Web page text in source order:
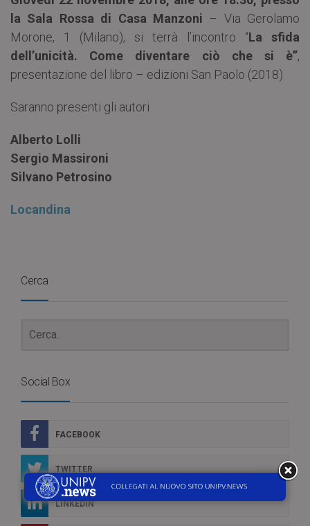
la Sala Rossa di Casa Manzoni – Via Gerolamo
Morone, 1 (Milano), si terrà l’incontro “La sfida
dell’unicità. Come diventare ciò che si è”,
presentazione del libro – edizioni San Paolo (2018).
Saranno presenti gli autori
Alberto Lolli
Sergio Massironi
Silvano Petrosino
Locandina
Cerca
Social Box
FACEBOOK
TWITTER
LINKEDIN